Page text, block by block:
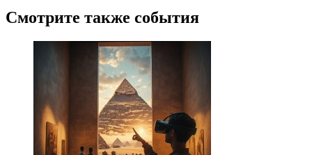
Смотрите также события